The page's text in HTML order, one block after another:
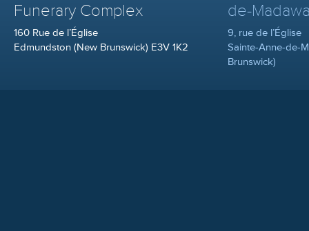
Funerary Complex
160 Rue de l’Église
Edmundston (New Brunswick) E3V 1K2
de-
9, rue de l’Église
Sainte-Anne-de-
Brunswick)